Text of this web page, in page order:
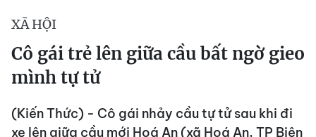
XÃ HỘI
Cô gái trẻ lên giữa cầu bất ngờ gieo
mình tự tử
(Kiến Thức) - Cô gái nhảy cầu tự tử sau khi đi
xe lên giữa cầu mới Hoá An (xã Hoá An, TP Biên